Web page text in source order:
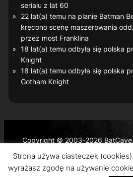
serialu z lat 60
22 lat(a) temu na planie Batman
kręcono scenę maszerowania
przez most Franklina
18 lat(a) temu odbyła się polska
Knight
18 lat(a) temu odbyła się polska
Gotham Knight
Copyright © 2003-2026
Batman and all related characters
trademarks of © DC Comics and
Inc.
Strona używa ciasteczek
wyrażasz zgodę na używanie